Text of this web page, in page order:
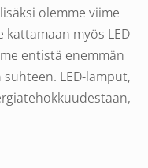
olemme viime
myös LED-
entistä enemmän
LED-lamput,